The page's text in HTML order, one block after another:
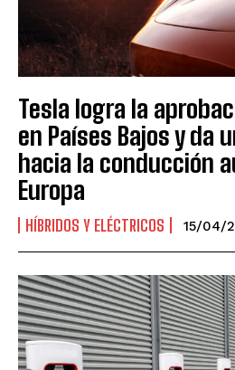
Tesla logra la
en Países Bajos y da
hacia la conducción
Europa
HÍBRIDOS Y ELÉCTRICOS 15/04/